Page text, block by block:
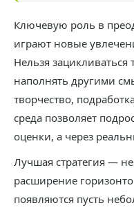
Ключевую роль в
играют новые
Нельзя
наполнять другими
творчество,
среда позволяет
оценки, а через
Лучшая стратегия —
расширение
появляются пусть